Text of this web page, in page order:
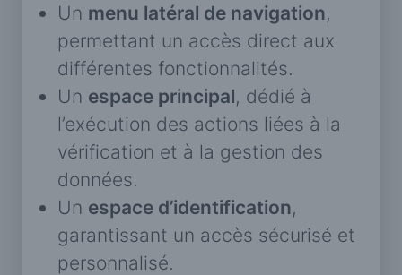
Un menu latéral de navigation,
permettant un accès direct aux
différentes fonctionnalités.
Un espace principal, dédié à
l’exécution des actions liées à la
vérification et à la gestion des
données.
Un espace d’identification,
garantissant un accès sécurisé et
personnalisé.